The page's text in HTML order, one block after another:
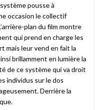
pousse à
occasion le collectif
plan du film montre
qui prend en charge les
mais leur vend en fait la
brillamment en lumière la
de ce système qui va droit
individus sur le dos
Derrière la